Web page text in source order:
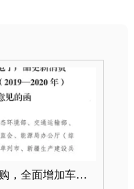
重磅！发改委拟放开汽车限购，全面增加车牌指标